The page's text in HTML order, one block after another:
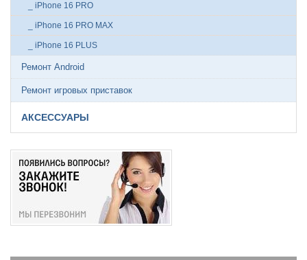
_ iPhone 16 PRO
_ iPhone 16 PRO MAX
_ iPhone 16 PLUS
Ремонт Android
Ремонт игровых приставок
АКСЕССУАРЫ